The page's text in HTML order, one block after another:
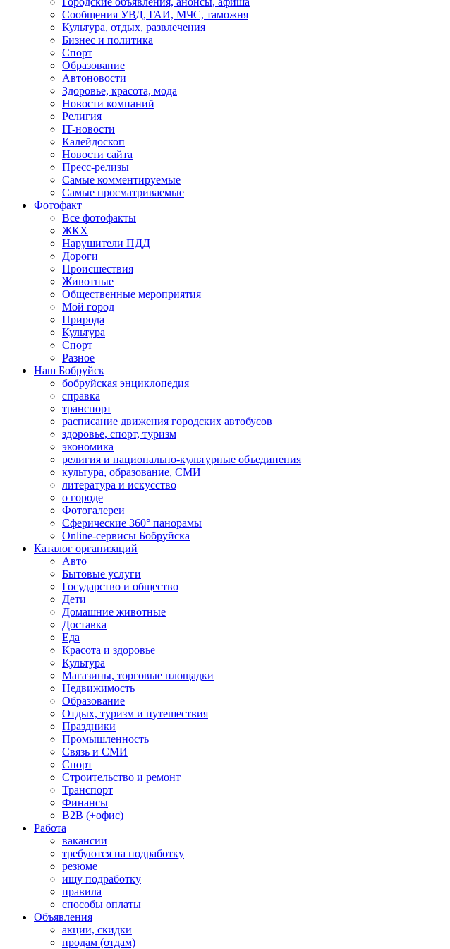
Сообщения УВД, ГАИ, МЧС, таможня
Культура, отдых, развлечения
Бизнес и политика
Спорт
Образование
Автоновости
Здоровье, красота, мода
Новости компаний
Религия
IT-новости
Калейдоскоп
Новости сайта
Пресс-релизы
Самые комментируемые
Самые просматриваемые
Фотофакт
Все фотофакты
ЖКХ
Нарушители ПДД
Дороги
Происшествия
Животные
Общественные мероприятия
Мой город
Природа
Культура
Спорт
Разное
Наш Бобруйск
бобруйская энциклопедия
справка
транспорт
расписание движения городских автобусов
здоровье, спорт, туризм
экономика
религия и национально-культурные объединения
культура, образование, СМИ
литература и искусство
о городе
Фотогалереи
Сферические 360° панорамы
Online-сервисы Бобруйска
Каталог организаций
Авто
Бытовые услуги
Государство и общество
Дети
Домашние животные
Доставка
Еда
Красота и здоровье
Культура
Магазины, торговые площадки
Недвижимость
Образование
Отдых, туризм и путешествия
Праздники
Промышленность
Связь и СМИ
Спорт
Строительство и ремонт
Транспорт
Финансы
B2B (+офис)
Работа
вакансии
требуются на подработку
резюме
ищу подработку
правила
способы оплаты
Объявления
акции, скидки
продам (отдам)